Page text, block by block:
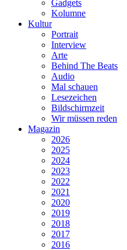
Gadgets
Kolumne
Kultur
Portrait
Interview
Arte
Behind The Beats
Audio
Mal schauen
Lesezeichen
Bildschirmzeit
Wir müssen reden
Magazin
2026
2025
2024
2023
2022
2021
2020
2019
2018
2017
2016